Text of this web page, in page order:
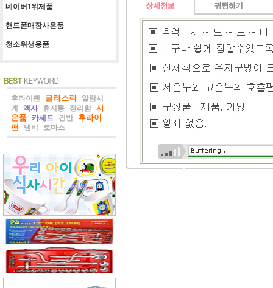
네이버1위제품
핸드폰매장사은품
청소위생용품
후라이팬 글라스락
알람시
계
액자 휴지통 정리함
사
은품
카세트 건반
후라이
팬
냄비 토마스